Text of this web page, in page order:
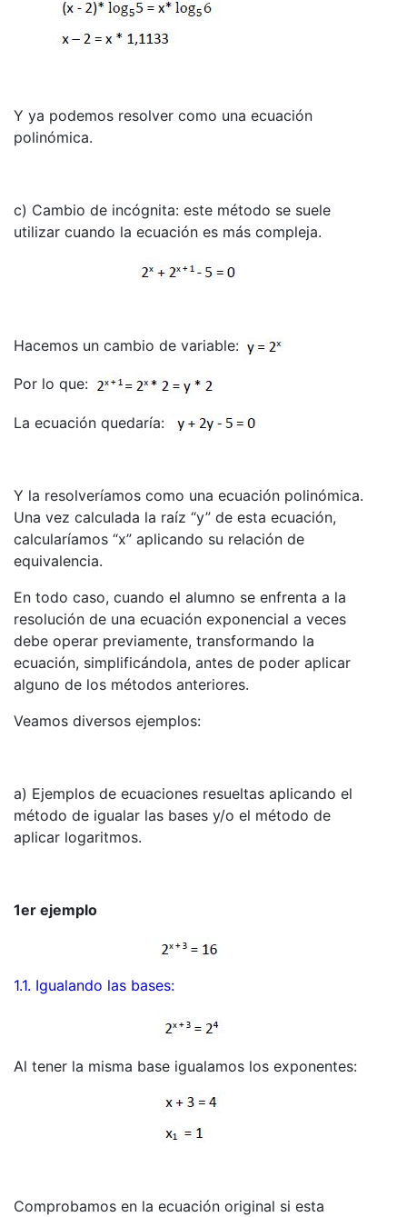
Y ya podemos resolver como una ecuación
polinómica.
c) Cambio de incógnita: este método se suele
utilizar cuando la ecuación es más compleja.
Hacemos un cambio de variable:
Por lo que:
La ecuación quedaría:
Y la resolveríamos como una ecuación polinómica.
Una vez calculada la raíz “y” de esta ecuación,
calcularíamos “x” aplicando su relación de
equivalencia.
En todo caso, cuando el alumno se enfrenta a la
resolución de una ecuación exponencial a veces
debe operar previamente, transformando la
ecuación, simplificándola, antes de poder aplicar
alguno de los métodos anteriores.
Veamos diversos ejemplos:
a) Ejemplos de ecuaciones resueltas aplicando el
método de igualar las bases y/o el método de
aplicar logaritmos.
1er ejemplo
1.1. Igualando las bases:
Al tener la misma base igualamos los exponentes:
Comprobamos en la ecuación original si esta